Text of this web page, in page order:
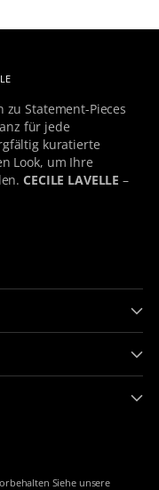
Statement-Pieces
für jede
kuratierte
Look, um Ihre
CECILE LAVELLE–
Siehe unsere